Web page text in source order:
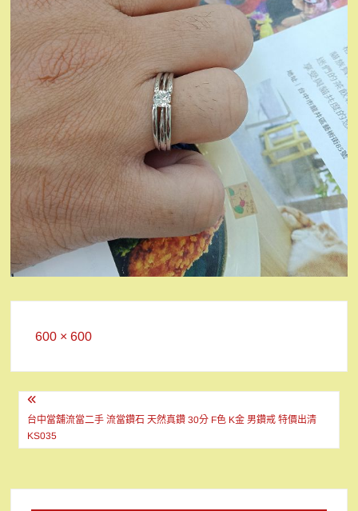
Full
600 × 600
文
章
導
覽
台中當舖流當二手 流當鑽石 天然真鑽 30分 F色 K金 男鑽戒 特價出清
KS035